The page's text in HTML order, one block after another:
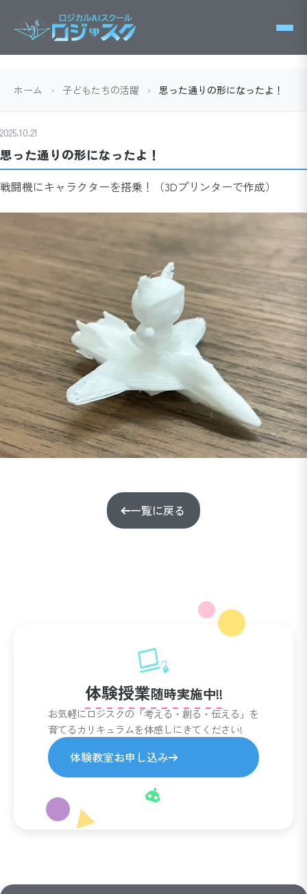
ホーム › 子どもたちの活躍 › 思った通りの形になったよ！
2025.10.21
思った通りの形になったよ！
戦闘機にキャラクターを搭乗！（3Dプリンターで作成）
一覧に戻る
体験授業随時実施中!!
お気軽にロジスクの「考える・創る・伝える」を
育てるカリキュラムを体感しにきてください!
体験教室お申し込み